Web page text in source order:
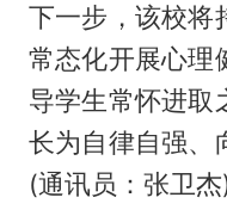
下一步，该校将
常态化开展心理
导学生常怀进取
长为自律自强、
(通讯员：张卫杰